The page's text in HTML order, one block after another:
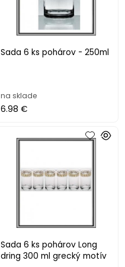
Sada 6 ks pohárov - 250ml
na sklade
6.98 €
Sada 6 ks pohárov Long
dring 300 ml grecký motív